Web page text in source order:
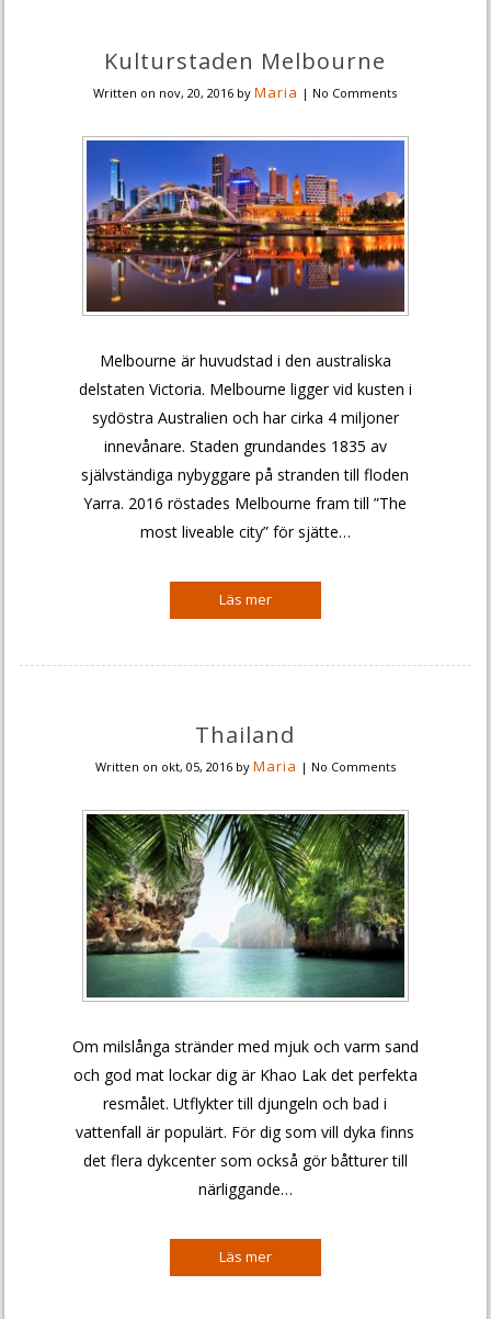
Kulturstaden Melbourne
Written on nov, 20, 2016 byMaria | No Comments
Melbourne är huvudstad i den australiska
delstaten Victoria. Melbourne ligger vid kusten i
sydöstra Australien och har cirka 4 miljoner
innevånare. Staden grundandes 1835 av
självständiga nybyggare på stranden till floden
Yarra. 2016 röstades Melbourne fram till ”The
most liveable city” för sjätte…
Thailand
Written on okt, 05, 2016 by Maria | No Comments
Om milslånga stränder med mjuk och varm sand
och god mat lockar dig är Khao Lak det perfekta
resmålet. Utflykter till djungeln och bad i
vattenfall är populärt. För dig som vill dyka finns
det flera dykcenter som också gör båtturer till
närliggande…